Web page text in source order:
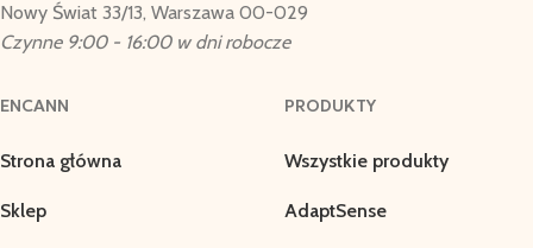
Nowy Świat 33/13, Warszawa 00-029
Czynne 9:00 - 16:00 w dni robocze
ENCANN
Strona główna
Sklep
PRODUKTY
Wszystkie produkty
AdaptSense